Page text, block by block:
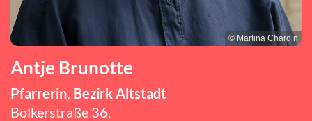
© Martina Chardin
Antje Brunotte
Pfarrerin, Bezirk Altstadt
Bolkerstraße 36,